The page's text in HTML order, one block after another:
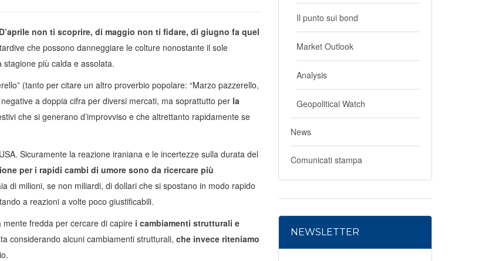
non ti scoprire, di maggio non ti fidare, di giugno fa quel
che possono danneggiare le colture nonostante il sole
più calda e assolata.
(tanto per citare un altro proverbio popolare: “Marzo pazzerello,
a doppia cifra per diversi mercati, ma soprattutto per la
che si generano d’improvviso e che altrettanto rapidamente se
Sicuramente la reazione iraniana e le incertezze sulla durata del
per i rapidi cambi di umore sono da ricercare più
di milioni, se non miliardi, di dollari che si spostano in modo rapido
a reazioni a volte poco giustificabili.
fredda per cercare di capire i cambiamenti strutturali e
considerando alcuni cambiamenti strutturali, che invece riteniamo
Il punto sui bond
Market Outlook
Analysis
Geopolitical Watch
News
Comunicati stampa
NEWSLETTER